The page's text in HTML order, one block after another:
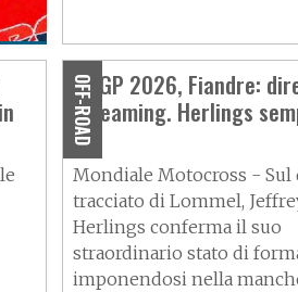
OFF-ROAD
MXGP 2026, Fiandre:
streaming. Herlings
su
Mondiale Motocross -
tracciato di Lommel,
Herlings conferma il suo
straordinario stato di
imponendosi nella